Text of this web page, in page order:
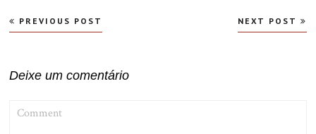
Navegação
de
PREVIOUS POST NEXT POST
Deixe um comentário